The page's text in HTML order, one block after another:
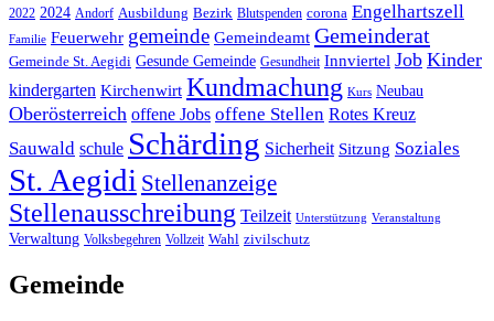
2022 2024 Andorf Ausbildung Bezirk Blutspenden corona Engelhartszell
Familie Feuerwehr gemeinde Gemeindeamt Gemeinderat
Gemeinde St. Aegidi Gesunde Gemeinde Gesundheit Innviertel Job Kinder
kindergarten Kirchenwirt Kundmachung Kurs Neubau
Oberösterreich offene Jobs offene Stellen Rotes Kreuz
Sauwald schule Schärding Sicherheit Sitzung Soziales
St. Aegidi Stellenanzeige
Stellenausschreibung Teilzeit Unterstützung Veranstaltung
Verwaltung Volksbegehren Vollzeit Wahl zivilschutz
Gemeinde